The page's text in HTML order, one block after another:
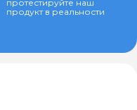
протестируйте наш
продукт в реальности